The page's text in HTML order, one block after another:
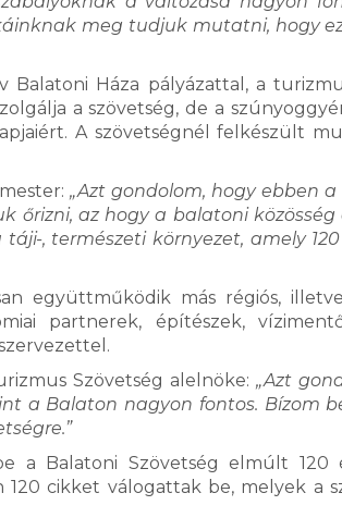
meg tudjuk mutatni, hogy
Háza pályázattal, a
a szövetség, de a
A szövetségnél felkészült
„Azt gondolom, hogy ebben
őrizni, az hogy a balatoni
, természeti környezet, amely
együttműködik más régiós,
partnerek, építészek,
Szövetség alelnöke: „Azt
a Balaton nagyon fontos. Bízom
a Balatoni Szövetség elmúlt
120 cikket válogattak be, melyek a